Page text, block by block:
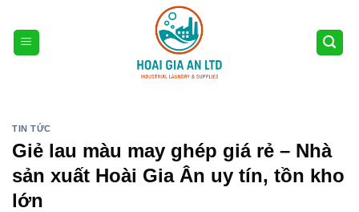
content
TIN TỨC
Giẻ lau màu may ghép giá rẻ – Nhà
sản xuất Hoài Gia Ân uy tín, tồn kho
lớn